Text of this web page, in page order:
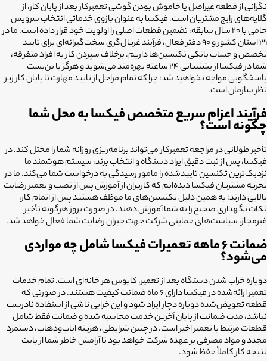
نگرانی از قطعه غیراصل یا خاموش بودن گوشی تعمیرکار بعد از پایان کار، از
گلایه‌های رایج مشتریان است. فیکسا به عنوان بازوی خدماتی انتخاب سرویس
حامی با ۲۰ سال سابقه، تضمین قطعات اصلی را اولویت خود قرار داده است. ما در
۳۱ استان کشور و ۹۰ دفتر فعال، فرآیند غربال‌گری سخت‌گیرانه‌ای برای تایید
تخصص و حساب بانکی تکنسین‌ها داریم. برخلاف سپردن کار به افراد متفرقه،
شما در فیکسا از پشتیبانی ۲۴ ساعته بهره‌مند می‌شوید و هرگز با بن‌بست
پاسخگویی مواجه نخواهید شد؛ چرا که تمام مراحل از تایید مهارت تا پایان کار زیر
نظر سازمان است.
فرآیند اعزام سریع متخصص فیکسا به محل شما
چگونه است؟
تأخیر طولانی در مراجعه تعمیرکار می‌تواند برنامه‌ریزی روزانه شما را مختل کند. در
فیکسا، پس از ثبت دقیق ایراد دستگاه و انتخاب برند، سیستم هوشمند ما
نزدیک‌ترین تکنسین تاییدشده را مامور رسیدگی به درخواست شما می‌کند. ما در
تجربه مشتریان فیکسا دیده‌ایم که کاربران از آموزش پس از نصب و تعمیر رضایت
بالایی دارند؛ به همین دلیل تکنسین‌های ما موظف هستند پس از اتمام کار،
نکات نگهداری صحیح را به شما آموزش دهند. در صورت بروز هرگونه تأخیر
غیرمجاز، سیاست‌های حمایتی شرکت جهت جبران رضایت شما فعال خواهد شد.
ضمانت ۶ ماهه تعمیرات فیکسا شامل چه مواردی
می‌شود؟
دوباره خراب شدن دستگاه بعد از تعمیر، کابوس هر خانه‌ای است. تمام خدمات
تعمیر ارائه‌شده در فیکسا دارای ۶ ماه ضمانت کیفیت هستند. در صورتی که
قطعه تعویض‌شده دوباره دچار ایراد شود و این خرابی ناشی از استفاده نادرست
نباشد، مدت ضمانت از پایان آخرین خدمت محاسبه شده و ضمانت فقط شامل
قطعات مرتبط با تعمیر اخیر است. در چنین شرایطی، هزینه ایاب‌وذهاب، دستمزد
مجدد و مواد مصرفی بر عهده شرکت خواهد بود تا آرامش خاطر شما از بابت
نتیجه کار کاملاً حفظ شود.